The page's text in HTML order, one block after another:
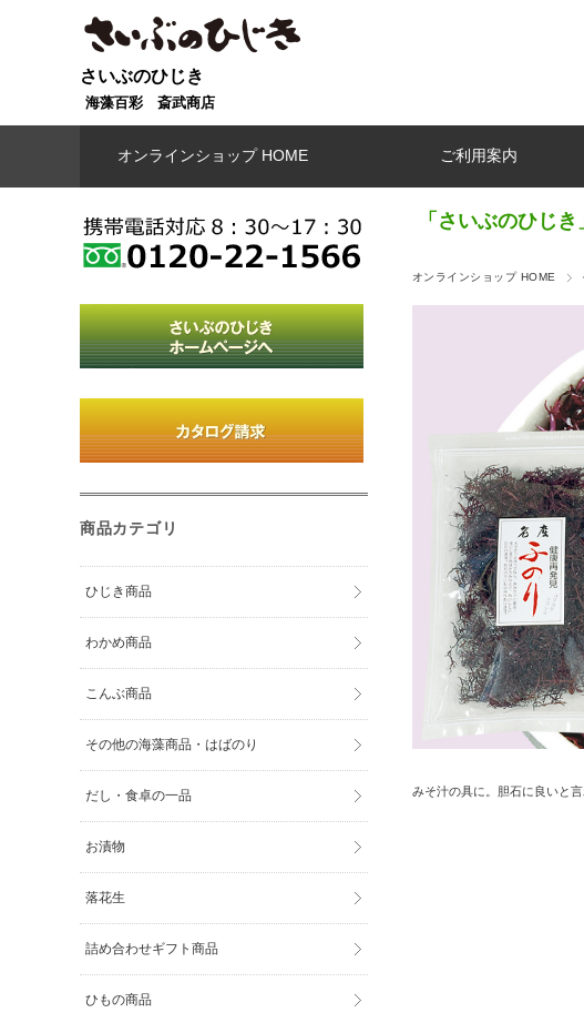
さいぶのひじき
海藻百彩 斎武商店
オンラインショップ HOME ご利用案内
「さいぶのひじ
オンラインショップ HOME
みそ汁の具に。胆石に良いと
商品カテゴリ
ひじき商品
わかめ商品
こんぶ商品
その他の海藻商品・はばのり
だし・食卓の一品
お漬物
落花生
詰め合わせギフト商品
ひもの商品